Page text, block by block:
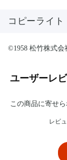
コピーライト
©1958 松竹株式会
ユーザーレ
この商品に寄せ
レビ